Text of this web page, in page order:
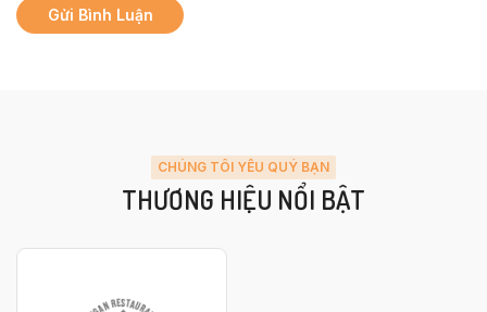
CHÚNG TÔI YÊU QUÝ BẠN
THƯƠNG HIỆU NỔI BẬT